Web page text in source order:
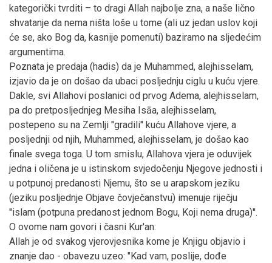
kategorički tvrditi – to dragi Allah najbolje zna, a naše lično
shvatanje da nema ništa loše u tome (ali uz jedan uslov koji
će se, ako Bog da, kasnije pomenuti) baziramo na sljedećim
argumentima.
Poznata je predaja (hadis) da je Muhammed, alejhisselam,
izjavio da je on došao da ubaci posljednju ciglu u kuću vjere.
Dakle, svi Allahovi poslanici od prvog Adema, alejhisselam,
pa do pretposljednjeg Mesiha Isāa, alejhisselam,
postepeno su na Zemlji ''gradili'' kuću Allahove vjere, a
posljednji od njih, Muhammed, alejhisselam, je došao kao
finale svega toga. U tom smislu, Allahova vjera je oduvijek
jedna i oličena je u istinskom svjedočenju Njegove jednosti i
u potpunoj predanosti Njemu, što se u arapskom jeziku
(jeziku posljednje Objave čovječanstvu) imenuje riječju
''islam (potpuna predanost jednom Bogu, Koji nema druga)''.
O ovome nam govori i časni Kur'an:
Allah je od svakog vjerovjesnika kome je Knjigu objavio i
znanje dao - obavezu uzeo: "Kad vam, poslije, dođe